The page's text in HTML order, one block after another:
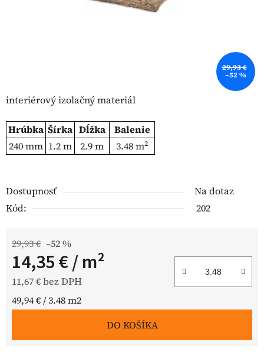
interiérový izolačný materiál
Hrúbka Šírka Dĺžka
Balenie
240 mm 1.2 m 2.9 m 3.48 m2
Dostupnosť
Na dotaz
Kód:
202
29,93 € –52 %
14,35 €/ m²
11,67 € bez DPH
Jednotková cena:
49,94 € / 3.48 m2
DO KOŠÍKA
29,93 €
–52 %